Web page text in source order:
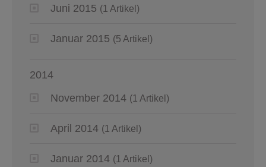
Juni 2015 (1 Artikel)
Januar 2015 (5 Artikel)
2014
November 2014 (1 Artikel)
April 2014 (1 Artikel)
Januar 2014 (1 Artikel)